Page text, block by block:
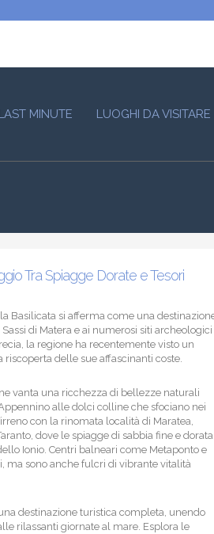
MINUTE LUOGHI DA VISITARE
Tra Spiagge Dorate e Tesori
Basilicata si afferma come una
di Matera e ai numerosi siti archeologici
la regione ha recentemente visto un
delle sue affascinanti coste.
vanta una ricchezza di bellezze naturali
alle dolci colline che sfociano nei
con la rinomata località di Maratea,
dove le spiagge di sabbia fine e dorata
Ionio. Centri balneari come Metaponto e
ma sono anche fulcri di vibrante vitalità
destinazione turistica completa, unendo
rilassanti giornate al mare. Esplora le